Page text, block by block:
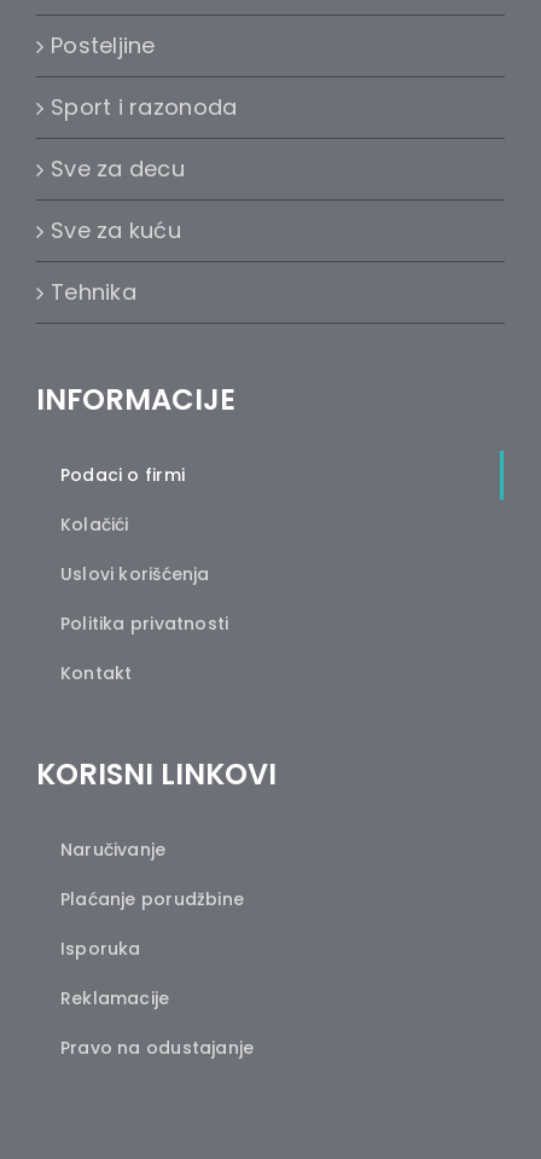
Posteljine
Sport i razonoda
Sve za decu
Sve za kuću
Tehnika
INFORMACIJE
Podaci o firmi
Kolačići
Uslovi korišćenja
Politika privatnosti
Kontakt
KORISNI LINKOVI
Naručivanje
Plaćanje porudžbine
Isporuka
Reklamacije
Pravo na odustajanje